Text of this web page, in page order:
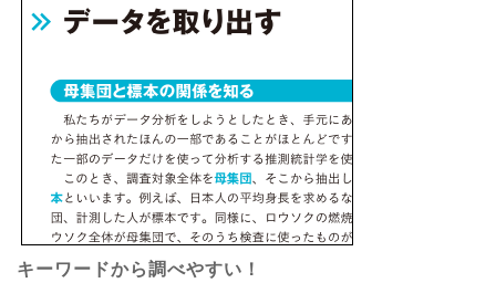
キーワードから調べやすい！